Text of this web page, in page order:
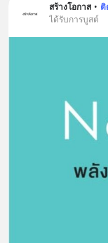
สร้างโอกาส •
ได้รับการบูสต์